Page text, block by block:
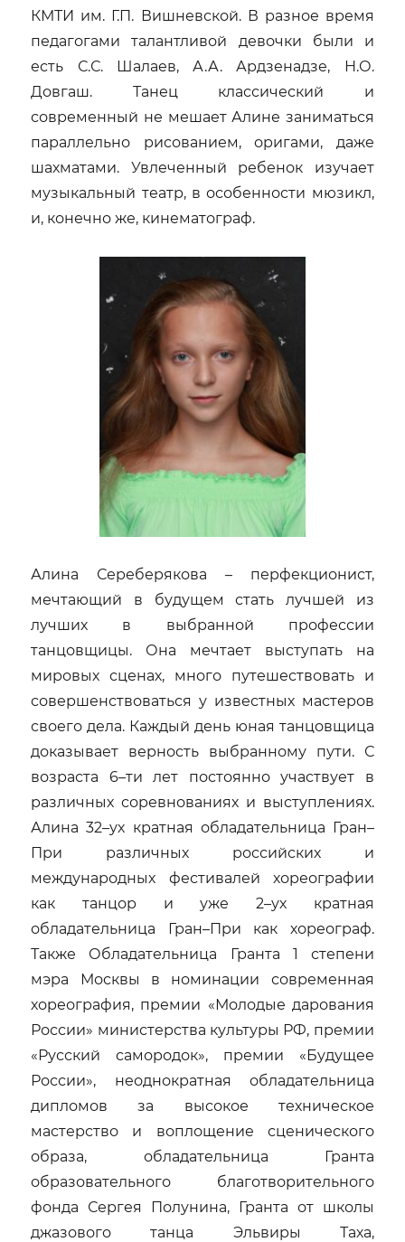
КМТИ им. Г.П. Вишневской. В разное время
педагогами талантливой девочки были и
есть С.С. Шалаев, А.А. Ардзенадзе, Н.О.
Довгаш. Танец классический и
современный не мешает Алине заниматься
параллельно рисованием, оригами, даже
шахматами. Увлеченный ребенок изучает
музыкальный театр, в особенности мюзикл,
и, конечно же, кинематограф.
Алина Сереберякова – перфекционист,
мечтающий в будущем стать лучшей из
лучших в выбранной профессии
танцовщицы. Она мечтает выступать на
мировых сценах, много путешествовать и
совершенствоваться у известных мастеров
своего дела. Каждый день юная танцовщица
доказывает верность выбранному пути. С
возраста 6–ти лет постоянно участвует в
различных соревнованиях и выступлениях.
Алина 32–ух кратная обладательница Гран–
При различных российских и
международных фестивалей хореографии
как танцор и уже 2–ух кратная
обладательница Гран–При как хореограф.
Также Обладательница Гранта 1 степени
мэра Москвы в номинации современная
хореография, премии «Молодые дарования
России» министерства культуры РФ, премии
«Русский самородок», премии «Будущее
России», неоднократная обладательница
дипломов за высокое техническое
мастерство и воплощение сценического
образа, обладательница Гранта
образовательного благотворительного
фонда Сергея Полунина, Гранта от школы
джазового танца Эльвиры Таха,